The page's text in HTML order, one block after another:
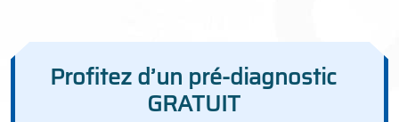
Profitez d’un pré-diagnostic
GRATUIT